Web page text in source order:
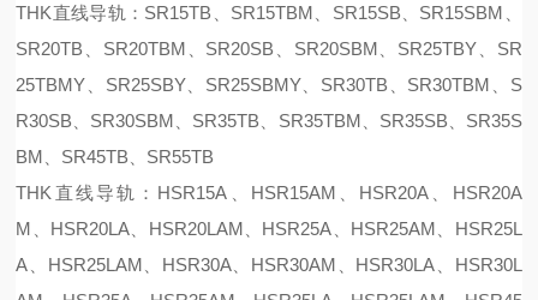
THK直线导轨：SR15TB、SR15TBM、SR15SB、SR15SBM、
SR20TB、SR20TBM、SR20SB、SR20SBM、SR25TBY、SR
25TBMY、SR25SBY、SR25SBMY、SR30TB、SR30TBM、S
R30SB、SR30SBM、SR35TB、SR35TBM、SR35SB、SR35S
BM、SR45TB、SR55TB
THK直线导轨：HSR15A、HSR15AM、HSR20A、HSR20A
M、HSR20LA、HSR20LAM、HSR25A、HSR25AM、HSR25L
A、HSR25LAM、HSR30A、HSR30AM、HSR30LA、HSR30L